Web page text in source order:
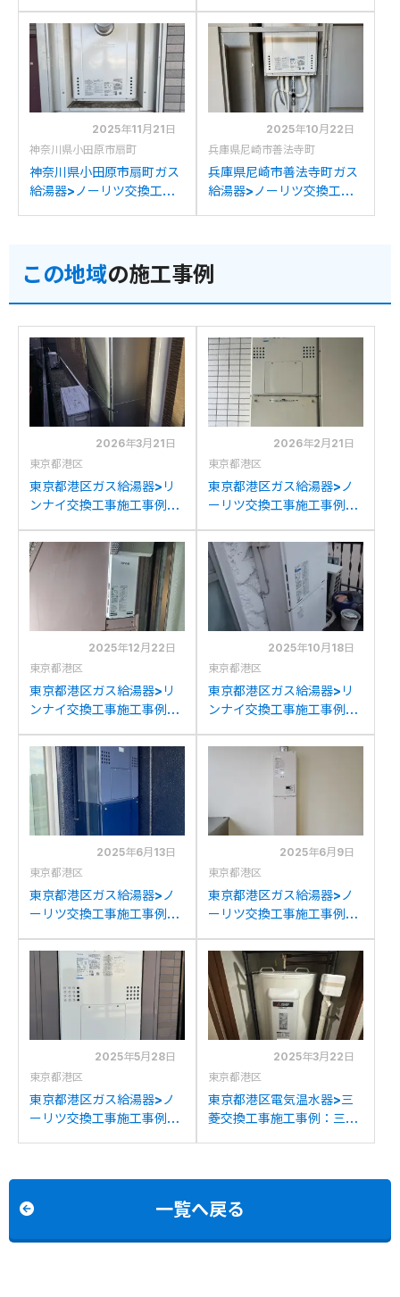
204AWD3からノーリツ
GT-2070AW-T BLへの交
換
2022AWX-Tからノーリツ
GT-2070AW-T BLへの交
換
2025年11月21日
神奈川県小田原市扇町
神奈川県小田原市扇町ガス
給湯器>ノーリツ交換工事
の交換
2025年10月22日
兵庫県尼崎市善法寺町
兵庫県尼崎市善法寺町ガス
給湯器>ノーリツ交換工事
交換
この地域の施工事例
2026年3月21日
東京都港区
東京都港区ガス給湯器>リ
ンナイ交換工事施工事例：
からリンナイRUF-
K2406SAW(A)への交換
2026年2月21日
東京都港区
東京都港区ガス給湯器>ノ
ーリツ交換工事施工事例：
2417AWX6H-Lからノーリ
ツGTH-C2460AW8H-L-
1BLへの交換
2025年12月22日
東京都港区
東京都港区ガス給湯器>リ
ンナイ交換工事施工事例：
2053(S)AWXからリンナ
イRUF-SA2005SAW(A)
への交換
2025年10月18日
東京都港区
東京都港区ガス給湯器>リ
ンナイ交換工事施工事例：
らリンナイRUF-
205SAW(B)への交換
2025年6月13日
東京都港区
東京都港区ガス給湯器>ノ
ーリツ交換工事施工事例：
2434AWX3H-Tからノー
リツGTH-2454AW3H-T
BLへの交換
2025年6月9日
東京都港区
東京都港区ガス給湯器>ノ
ーリツ交換工事施工事例：
FFAからノーリツGQ-
1637WS-FFAへの交換
2025年5月28日
東京都港区
東京都港区ガス給湯器>ノ
ーリツ交換工事施工事例：
2025年3月22日
東京都港区
東京都港区電気温水器>三
菱交換工事施工事例：三菱
一覧へ戻る